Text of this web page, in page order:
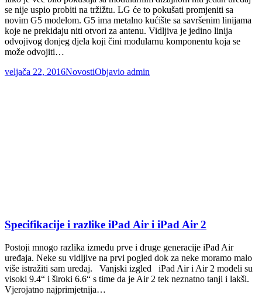
se nije uspio probiti na tržižtu. LG će to pokušati promjeniti sa
novim G5 modelom. G5 ima metalno kućište sa savršenim linijama
koje ne prekidaju niti otvori za antenu. Vidljiva je jedino linija
odvojivog donjeg djela koji čini modularnu komponentu koja se
može odvojiti…
veljača 22, 2016NovostiObjavio admin
Specifikacije i razlike iPad Air i iPad Air 2
Postoji mnogo razlika između prve i druge generacije iPad Air
uređaja. Neke su vidljive na prvi pogled dok za neke moramo malo
više istražiti sam uređaj. Vanjski izgled iPad Air i Air 2 modeli su
visoki 9.4“ i široki 6.6“ s time da je Air 2 tek neznatno tanji i lakši.
Vjerojatno najprimjetnija…